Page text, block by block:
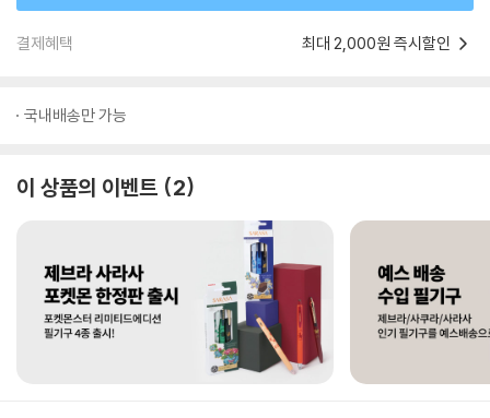
결제혜택 최대 2,000원 즉시할인
국내배송만 가능
이 상품의 이벤트 2